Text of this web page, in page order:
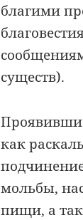
благими
существ).
как
мольбы,
пищи, а